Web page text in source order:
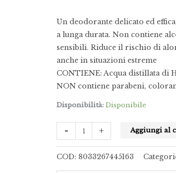
Un deodorante delicato ed
a lunga durata. Non contiene
sensibili. Riduce il rischio di
anche in situazioni estreme
CONTIENE: Acqua distillata di
NON contiene parabeni,
Disponibilità: Disponibile
- + Aggiungi al
COD: 8033267445163